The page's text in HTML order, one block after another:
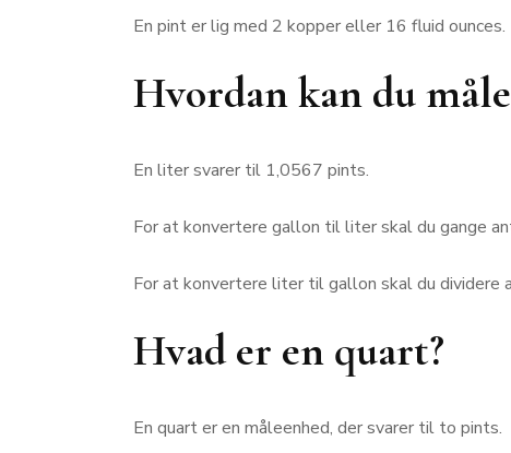
En pint er lig med 2 kopper eller 16 fluid ounces.
Hvordan kan du
En liter svarer til 1,0567 pints.
For at konvertere gallon til liter skal du gange
For at konvertere liter til gallon skal du
Hvad er en quart?
En quart er en måleenhed, der svarer til to pints.